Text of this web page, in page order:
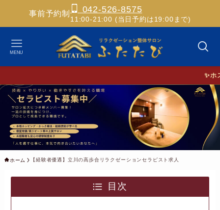
事前予約制 042-526-8575
11:00-21:00 (当日予約は19:00まで)
MENU
✨ホスピタリティあ
ホーム 【経験者優遇】立川の高歩合リラクゼーションセラピスト求人
目次